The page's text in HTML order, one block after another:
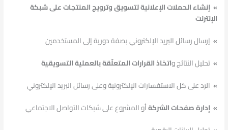
» إنشاء الحملات الإعلانية لتسويق وترويج المنتجات على شبكة
الإنترنت
» إرسال رسائل البريد الإلكتروني بصفة دورية إلى المستخدمين
» تحليل النتائج واتخاذ القرارات المتعلّقة بالعملية التسويقية
» الرد على كل الاستفسارات الإلكترونية وعلى رسائل البريد الإلكتروني
» إدارة صفحات الشركةأو المشروع على شبكات التواصل الاجتماعي